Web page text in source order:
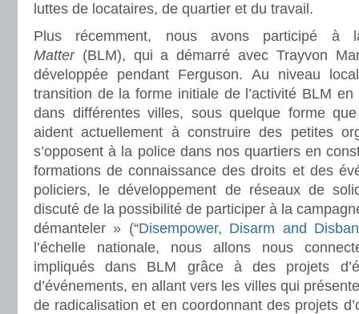
luttes de locataires, de quartier et du travail.
Plus récemment, nous avons participé
Matter(BLM), qui a démarré avec Trayvon
développée pendant Ferguson. Au niveau
transition de la forme initiale de l’activité BLM
dans différentes villes, sous quelque forme
aident actuellement à construire des petites
s’opposent à la police dans nos quartiers en
formations de connaissance des droits et des
policiers, le développement de réseaux de
discuté de la possibilité de participer à la
démanteler » (“Disempower, Disarm and
l’échelle nationale, nous allons nous
impliqués dans BLM grâce à des projets
d’événements, en allant vers les villes qui
de radicalisation et en coordonnant des projets